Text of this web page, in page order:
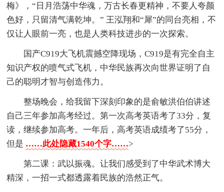
梅》，“日月浩荡中华魂，万古长春更精神，不要人夸颜
色好，只留清气满乾坤。” 王泓翔和“犀”的同台亮相，不
仅让人眼前一亮，也是人类科技进步的一次探索。
国产C919大飞机震撼空降现场，C919是有完全自主
知识产权的喷气式飞机，中华民族再次向世界证明了自
己的聪明才智与创造伟力。
整场晚会，给我留下深刻印象的是俞敏洪伯伯讲述
自己三年参加高考经过。第一次高考英语考了33分，复
读，继续参加高考。一年后，高考英语成绩考了55分，
但是 ……此处隐藏1540个字……>
第二课：武以振魂。让我们感受到了中华武术博大
精深，一招一式都透露着民族的浩然正气。